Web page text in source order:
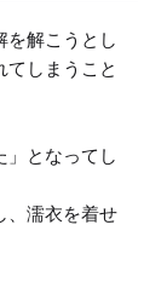
を解こうとし
しまうこと
」となってし
、濡衣を着せ